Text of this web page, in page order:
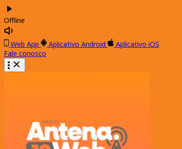
Offline
Web App Aplicativo Android
Aplicativo iOS
Fale conosco